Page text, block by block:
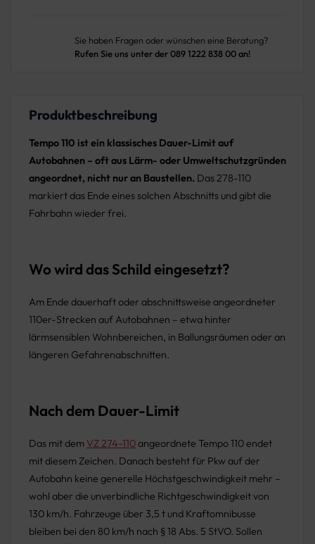
Sie haben Fragen oder wünschen eine Beratung?
Rufen Sie uns unter der 089 1222 838 00 an!
Produktbeschreibung
Tempo 110 ist ein klassisches Dauer-Limit auf
Autobahnen – oft aus Lärm- oder Umweltschutzgründen
angeordnet, nicht nur an Baustellen. Das 278-110
markiert das Ende eines solchen Abschnitts und gibt die
Fahrbahn wieder frei.
Wo wird das Schild eingesetzt?
Am Ende dauerhaft oder abschnittsweise angeordneter
110er-Strecken auf Autobahnen – etwa hinter
lärmsensiblen Wohnbereichen, in Ballungsräumen oder an
längeren Gefahrenabschnitten.
Nach dem Dauer-Limit
Das mit dem VZ 274-110angeordnete Tempo 110 endet
mit diesem Zeichen. Danach besteht für Pkw auf der
Autobahn keine generelle Höchstgeschwindigkeit mehr –
wohl aber die unverbindliche Richtgeschwindigkeit von
130 km/h. Fahrzeuge über 3,5 t und Kraftomnibusse
bleiben bei den 80 km/h nach § 18 Abs. 5 StVO. Sollen